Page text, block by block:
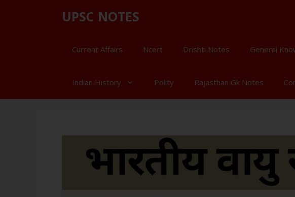
UPSC NOTES
Current Affairs Ncert Drishti Notes General
Indian History Polity Rajasthan Gk Notes